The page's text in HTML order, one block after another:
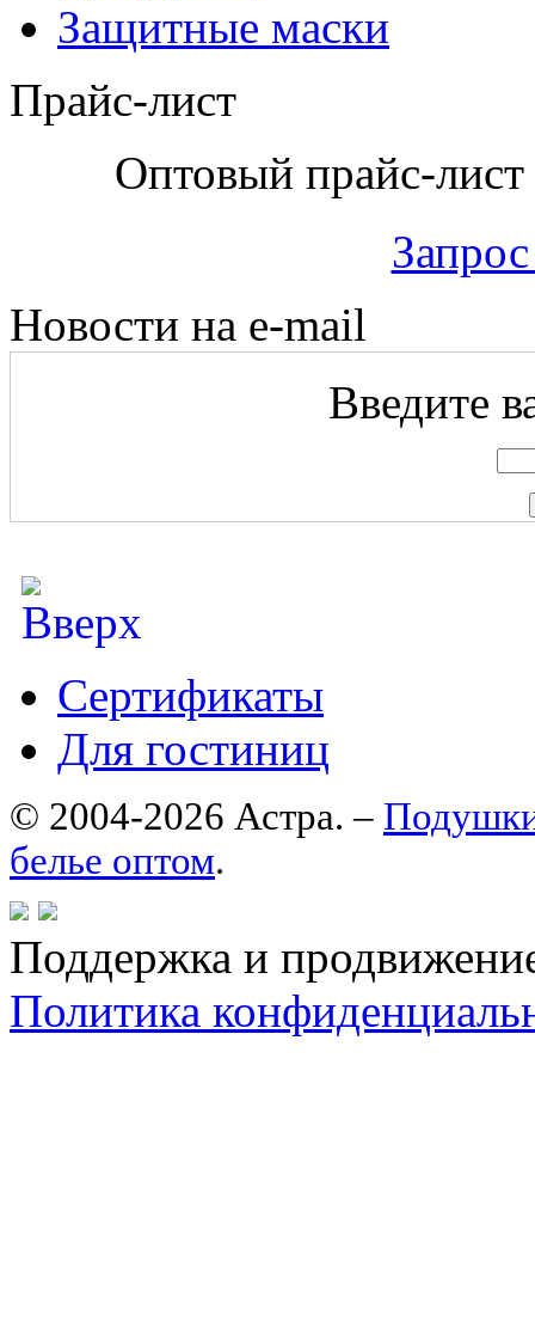
Защитные маски
Прайс-лист
Оптовый прайс-лист
Новости на e-mail
Введите
Сертификаты
Для гостиниц
© 2004-2026 Астра. –
белье оптом.
Поддержка и
Политика